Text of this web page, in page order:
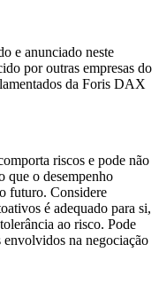
e anunciado neste
por outras empresas do
da Foris DAX
riscos e pode não
que o desempenho
futuro. Considere
é adequado para si,
ao risco. Pode
envolvidos na negociação